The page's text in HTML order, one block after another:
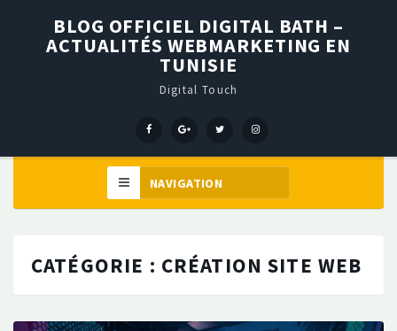
BLOG OFFICIEL DIGITAL BATH –
ACTUALITÉS WEBMARKETING EN
TUNISIE
Digital Touch
Menu
Menu
Menu
menu
CATÉGORIE : CRÉATION SITE WEB